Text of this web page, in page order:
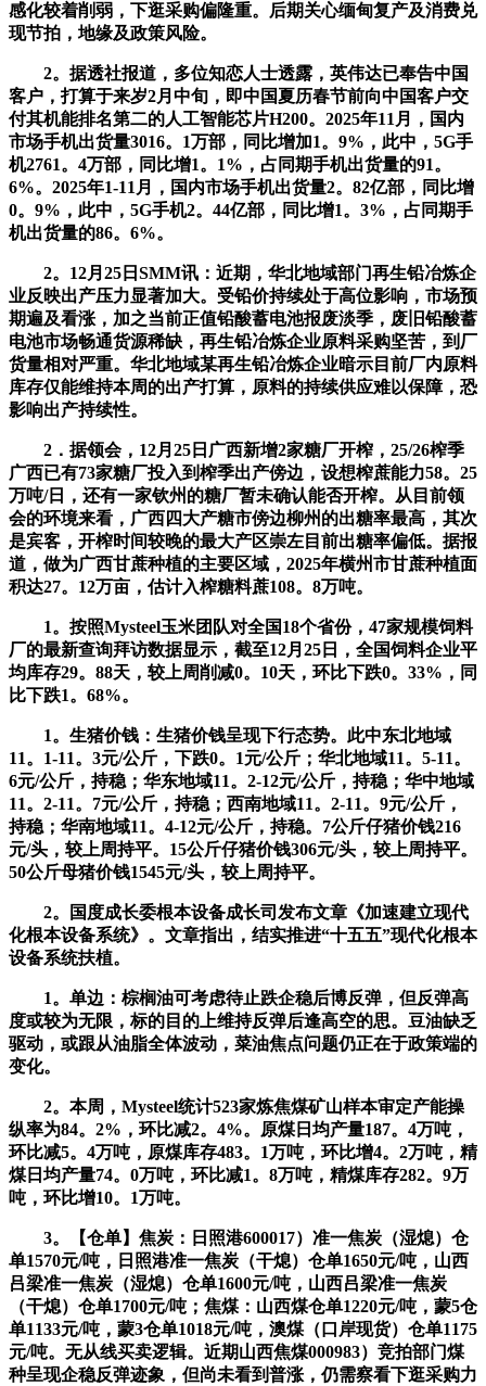
感化较着削弱，下逛采购偏隆重。后期关心缅甸复产及消费兑
现节拍，地缘及政策风险。
2。据透社报道，多位知恋人士透露，英伟达已奉告中国
客户，打算于来岁2月中旬，即中国夏历春节前向中国客户交
付其机能排名第二的人工智能芯片H200。2025年11月，国内
市场手机出货量3016。1万部，同比增加1。9%，此中，5G手
机2761。4万部，同比增1。1%，占同期手机出货量的91。
6%。2025年1-11月，国内市场手机出货量2。82亿部，同比增
0。9%，此中，5G手机2。44亿部，同比增1。3%，占同期手
机出货量的86。6%。
2。12月25日SMM讯：近期，华北地域部门再生铅冶炼企
业反映出产压力显著加大。受铅价持续处于高位影响，市场预
期遍及看涨，加之当前正值铅酸蓄电池报废淡季，废旧铅酸蓄
电池市场畅通货源稀缺，再生铅冶炼企业原料采购坚苦，到厂
货量相对严重。华北地域某再生铅冶炼企业暗示目前厂内原料
库存仅能维持本周的出产打算，原料的持续供应难以保障，恐
影响出产持续性。
2．据领会，12月25日广西新增2家糖厂开榨，25/26榨季
广西已有73家糖厂投入到榨季出产傍边，设想榨蔗能力58。25
万吨/日，还有一家钦州的糖厂暂未确认能否开榨。从目前领
会的环境来看，广西四大产糖市傍边柳州的出糖率最高，其次
是宾客，开榨时间较晚的最大产区崇左目前出糖率偏低。据报
道，做为广西甘蔗种植的主要区域，2025年横州市甘蔗种植面
积达27。12万亩，估计入榨糖料蔗108。8万吨。
1。按照Mysteel玉米团队对全国18个省份，47家规模饲料
厂的最新查询拜访数据显示，截至12月25日，全国饲料企业平
均库存29。88天，较上周削减0。10天，环比下跌0。33%，同
比下跌1。68%。
1。生猪价钱：生猪价钱呈现下行态势。此中东北地域
11。1-11。3元/公斤，下跌0。1元/公斤；华北地域11。5-11。
6元/公斤，持稳；华东地域11。2-12元/公斤，持稳；华中地域
11。2-11。7元/公斤，持稳；西南地域11。2-11。9元/公斤，
持稳；华南地域11。4-12元/公斤，持稳。7公斤仔猪价钱216
元/头，较上周持平。15公斤仔猪价钱306元/头，较上周持平。
50公斤母猪价钱1545元/头，较上周持平。
2。国度成长委根本设备成长司发布文章《加速建立现代
化根本设备系统》。文章指出，结实推进“十五五”现代化根本
设备系统扶植。
1。单边：棕榈油可考虑待止跌企稳后博反弹，但反弹高
度或较为无限，标的目的上维持反弹后逢高空的思。豆油缺乏
驱动，或跟从油脂全体波动，菜油焦点问题仍正在于政策端的
变化。
2。本周，Mysteel统计523家炼焦煤矿山样本审定产能操
纵率为84。2%，环比减2。4%。原煤日均产量187。4万吨，
环比减5。4万吨，原煤库存483。1万吨，环比增4。2万吨，精
煤日均产量74。0万吨，环比减1。8万吨，精煤库存282。9万
吨，环比增10。1万吨。
3。【仓单】焦炭：日照港600017）准一焦炭（湿熄）仓
单1570元/吨，日照港准一焦炭（干熄）仓单1650元/吨，山西
吕梁准一焦炭（湿熄）仓单1600元/吨，山西吕梁准一焦炭
（干熄）仓单1700元/吨；焦煤：山西煤仓单1220元/吨，蒙5仓
单1133元/吨，蒙3仓单1018元/吨，澳煤（口岸现货）仓单1175
元/吨。无从线买卖逻辑。近期山西焦煤000983）竞拍部门煤
种呈现企稳反弹迹象，但尚未看到普涨，仍需察看下逛采购力